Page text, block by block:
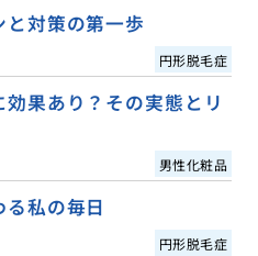
対策の第一歩
円形脱毛症
果あり？その実態とリ
男性化粧品
私の毎日
円形脱毛症